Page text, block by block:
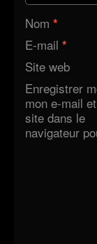
Nom *
E-mail *
Site web
Enregistrer
mon e-mail
site dans le
navigateur